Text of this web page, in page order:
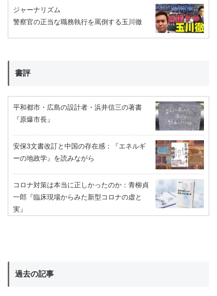
ジャーナリズム
警察官の正当な職務執行を罵倒する玉川徹
書評
平和都市・広島の設計者・浜井信三の著書
『原爆市長』
安保3文書改訂と中国の存在感：『エネルギ
ーの地政学』を読みながら
コロナ対策は本当に正しかったのか：青柳貞
一郎『臨床現場からみた新型コロナの虚と
実』
過去の記事